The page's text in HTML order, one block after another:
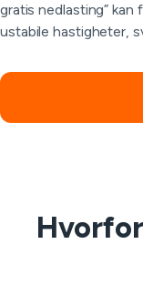
gratis nedlasting”
ustabile hastigheter,